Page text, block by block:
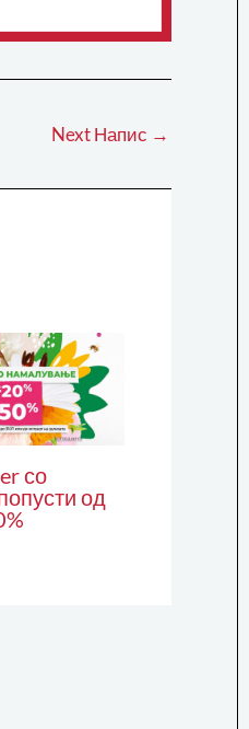
Next Напис →
со
од